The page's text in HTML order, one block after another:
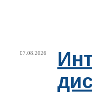
07.08.2026